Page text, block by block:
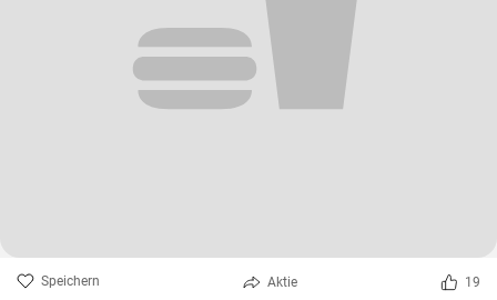
Speichern Aktie 19